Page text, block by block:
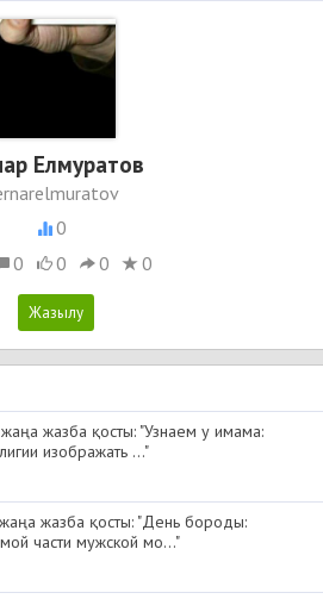
Елмуратов
0
0 0 0 0
жаңа жазба қосты: "Узнаем у имама:
изображать ..."
жаңа жазба қосты: "День бороды:
части мужской мо..."